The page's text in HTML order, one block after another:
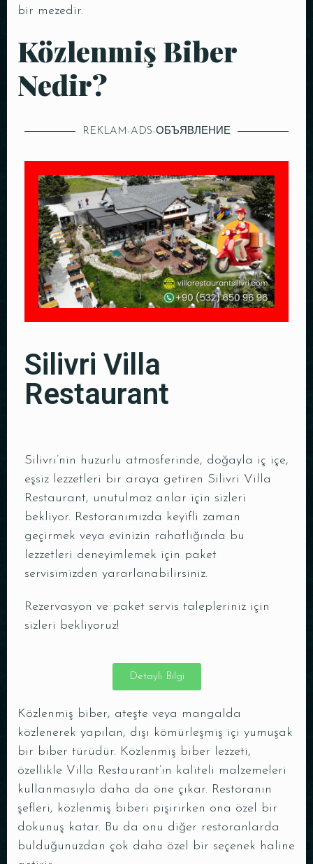
bir mezedir.
Közlenmiş Biber
Nedir?
REKLAM-ADS-ОБЪЯВЛЕНИЕ
Silivri Villa
Restaurant
Silivri’nin huzurlu atmosferinde, doğayla iç içe,
eşsiz lezzetleri bir araya getiren Silivri Villa
Restaurant, unutulmaz anlar için sizleri
bekliyor. Restoranımızda keyifli zaman
geçirmek veya evinizin rahatlığında bu
lezzetleri deneyimlemek için paket
servisimizden yararlanabilirsiniz.
Rezervasyon ve paket servis talepleriniz için
sizleri bekliyoruz!
Detaylı Bilgi
Közlenmiş biber, ateşte veya mangalda
közlenerek yapılan, dışı kömürleşmiş içi yumuşak
bir biber türüdür. Közlenmiş biber lezzeti,
özellikle Villa Restaurant’ın kaliteli malzemeleri
kullanmasıyla daha da öne çıkar. Restoranın
şefleri, közlenmiş biberi pişirirken ona özel bir
dokunuş katar. Bu da onu diğer restoranlarda
bulduğunuzdan çok daha özel bir seçenek haline